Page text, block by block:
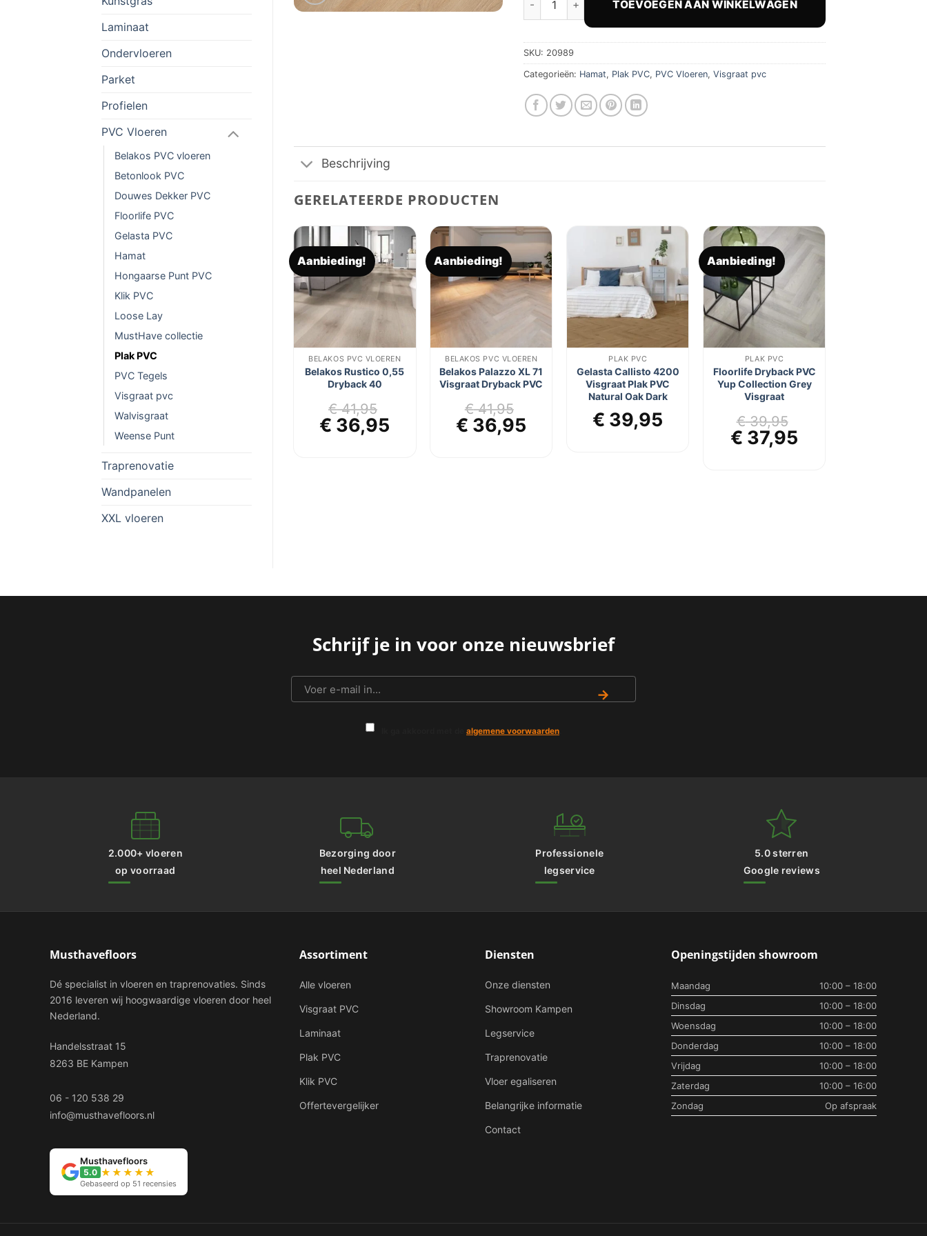
Laminaat
Ondervloeren
Parket
Profielen
PVC Vloeren
Belakos PVC vloeren
Betonlook PVC
Douwes Dekker PVC
Floorlife PVC
Gelasta PVC
Hamat
Hongaarse Punt PVC
Klik PVC
Loose Lay
MustHave collectie
Plak PVC
PVC Tegels
Visgraat pvc
Walvisgraat
Weense Punt
Traprenovatie
Wandpanelen
XXL vloeren
€ 39,95.€ 28,96.
TOEVOEGEN AAN WINKELWAGEN
SKU: 20989
Categorieën: Hamat, Plak PVC, PVC Vloeren,Visgraat pvc
Beschrijving
GERELATEERDE PRODUCTEN
Aanbieding!Toevoegen
aan
verlanglijst
BELAKOS PVC VLOEREN
Belakos Rustico 0,55
Dryback 40
€41,95
Oorspronkelijke
prijs
€ 36,95 Huidige
Aanbieding!Toevoegen
aan
verlanglijst
BELAKOS PVC VLOEREN
Belakos Palazzo XL 71
Visgraat Dryback PVC
€41,95
Oorspronkelijke
prijs
€ 36,95 Huidige
Toevoegen
aan
verlanglijst
PLAK PVC
Gelasta Callisto 4200
Visgraat Plak PVC
Natural Oak Dark
€ 39,95
Aanbieding!Toevoegen
verlanglijst
PLAK PVC
Floorlife Dryback PVC
Yup Collection Grey
Visgraat
€39,95
Oorspronkelijke
prijs
€ 37,95
aan
BELAKOS PVC VLOEREN
Belakos Rustico 0,55
Oorspronkelijke
€ 41,95.
36,95Huidige
prijs
is:
€ 36,95.
Schrijf je in voor onze nieuwsbrief
→
algemene voorwaarden
2.000+ vloeren
op voorraad
Bezorging door
heel Nederland
Professionele
legservice
5.0 sterren
Google reviews
Musthavefloors
Dé specialist in vloeren en traprenovaties. Sinds
2016 leveren wij hoogwaardige vloeren door heel
Nederland.
Handelsstraat 15
8263 BE Kampen
06 - 120 538 29
info@musthavefloors.nl
Musthavefloors
5.0 ★★★★★
Gebaseerd op 51 recensies
Assortiment
Alle vloeren
Visgraat PVC
Laminaat
Plak PVC
Klik PVC
Offertevergelijker
Diensten
Onze diensten
Showroom Kampen
Legservice
Traprenovatie
Vloer egaliseren
Belangrijke informatie
Contact
Openingstijden showroom
Maandag
10:00 – 18:00
Dinsdag
10:00 – 18:00
Woensdag
10:00 – 18:00
Donderdag
10:00 – 18:00
Vrijdag
10:00 – 18:00
Zaterdag
10:00 – 16:00
Zondag
Op afspraak